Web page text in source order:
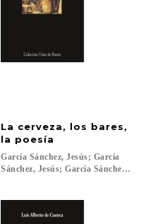
La cerveza, los bares,
la poesía
García Sánchez, Jesús; García
Sánchez, Jesús; García Sánchez,